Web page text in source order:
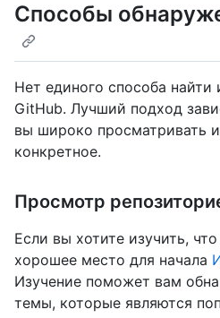
Способы
Нет единого способа найти
GitHub. Лучший подход
вы широко просматривать
конкретное.
Просмотр
Если вы хотите изучить,
хорошее место для начала
Изучение поможет вам
темы, которые являются